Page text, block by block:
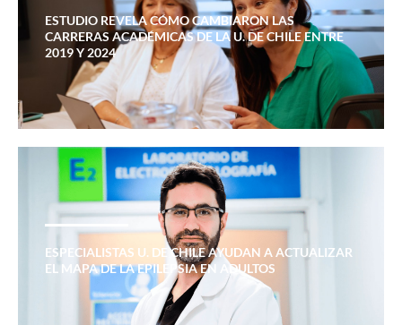
ESTUDIO REVELA CÓMO CAMBIARON LAS
CARRERAS ACADÉMICAS DE LA U. DE CHILE ENTRE
2019 Y 2024
ESPECIALISTAS U. DE CHILE AYUDAN A ACTUALIZAR
EL MAPA DE LA EPILEPSIA EN ADULTOS